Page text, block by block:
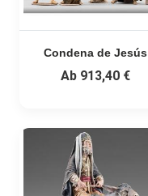
Condena de Jesús
Ab 913,40 €